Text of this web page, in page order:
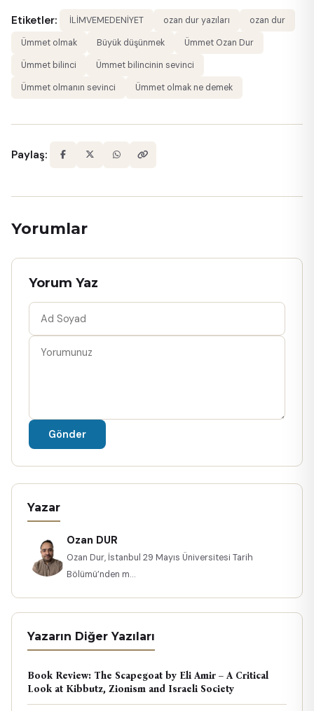
Etiketler: İLİMVEMEDENİYET ozan dur yazıları
ozan dur
Ümmet olmak
Büyük düşünmek
Ümmet Ozan Dur
Ümmet bilinci
Ümmet bilincinin sevinci
Ümmet olmanın sevinci
Ümmet olmak ne demek
Paylaş:
Yorumlar
Yorum Yaz
Gönder
Yazar
Ozan DUR
Ozan Dur, İstanbul 29 Mayıs Üniversitesi Tarih
Bölümü’nden m...
Yazarın Diğer Yazıları
Book Review: The Scapegoat by Eli Amir – A Critical
Look at Kibbutz, Zionism and Israeli Society